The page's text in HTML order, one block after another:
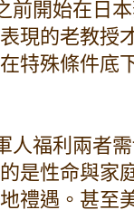
前開始在日
現的老教授
特殊條件底
人福利兩者
是性命與家
禮遇。甚至